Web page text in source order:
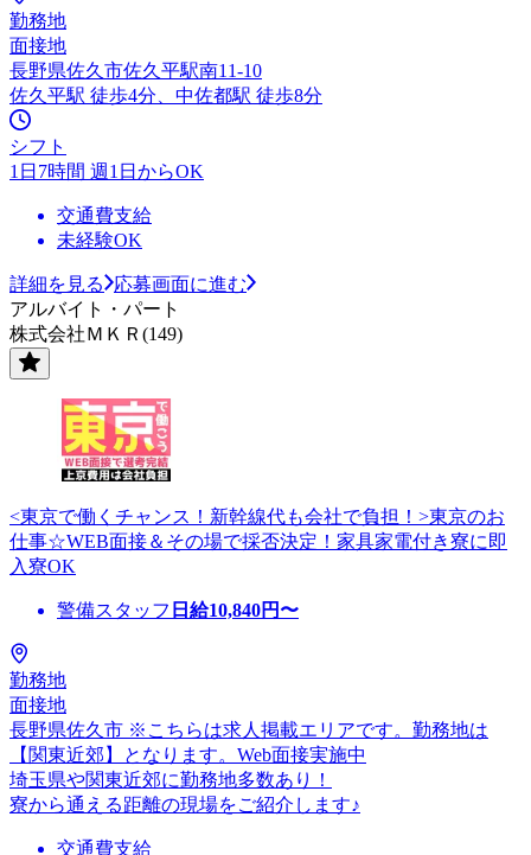
勤務地
面接地
長野県佐久市佐久平駅南11-10
佐久平駅 徒歩4分、中佐都駅 徒歩8分
シフト
1日7時間 週1日からOK
交通費支給
未経験OK
詳細を見る
応募画面に進む
アルバイト・パート
株式会社ＭＫＲ(149)
<東京で働くチャンス！新幹線代も会社で負担！>東京のお
仕事☆WEB面接＆その場で採否決定！家具家電付き寮に即
入寮OK
警備スタッフ 日給10,840円〜
勤務地
面接地
長野県佐久市 ※こちらは求人掲載エリアです。勤務地は
【関東近郊】となります。Web面接実施中
埼玉県や関東近郊に勤務地多数あり！
寮から通える距離の現場をご紹介します♪
交通費支給